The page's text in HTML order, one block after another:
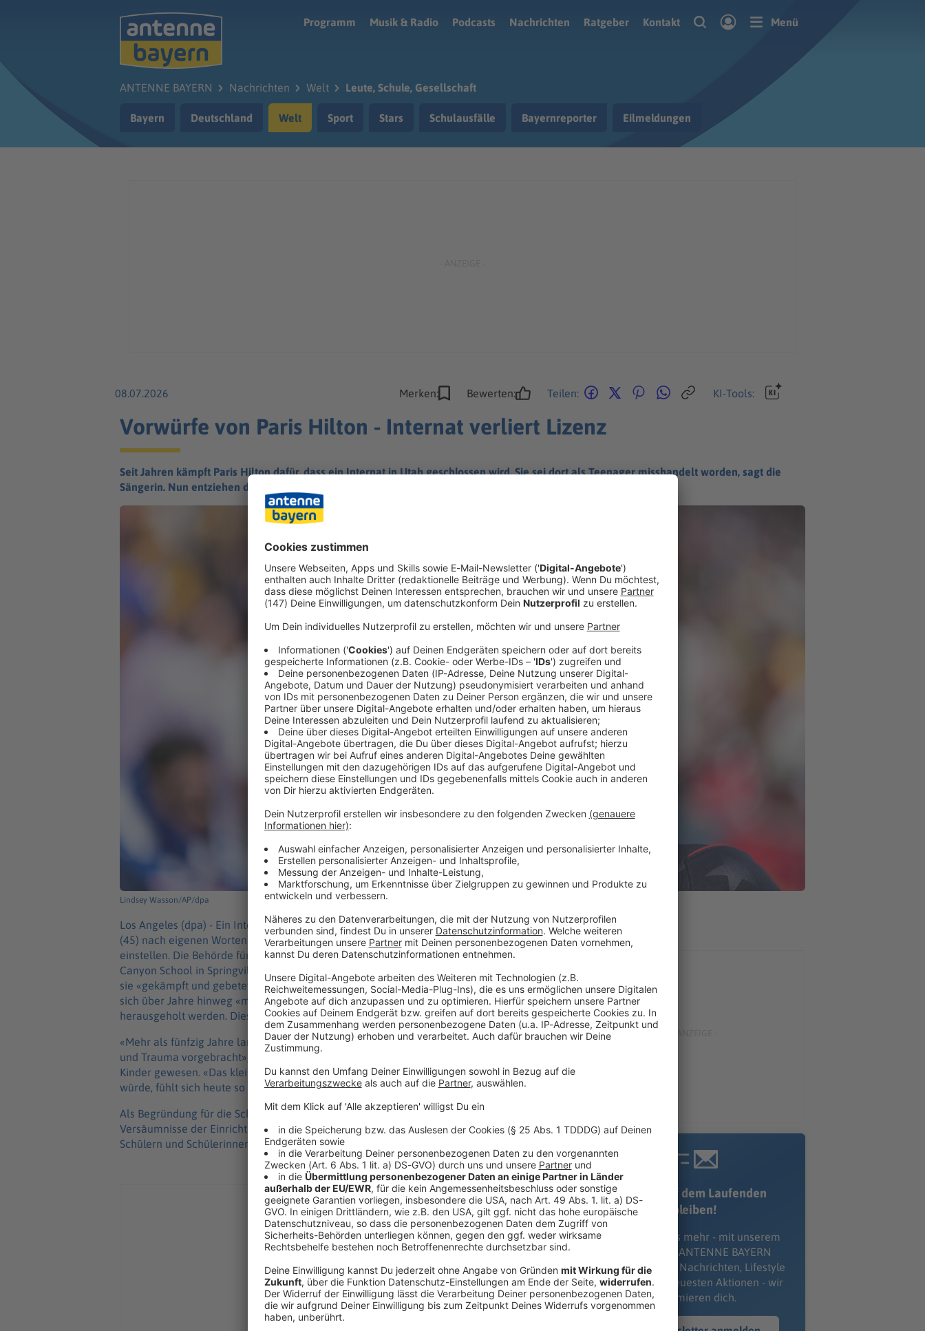
Programm
Musik & Radio Podcasts Nachrichten Ratgeber Kontakt Menü
ANTENNE BAYERN Nachrichten Welt Leute, Schule, Gesellschaft
Bayern Deutschland Welt Sport Stars Schulausfälle Bayernreporter Eilmeldungen
08.07.2026 Merken: Bewerten: Teilen: KI-Tools:
Vorwürfe von Paris Hilton - Internat verliert Lizenz
Seit Jahren kämpft Paris Hilton dafür, dass ein Internat in Utah geschlossen wird. Sie sei dort als Teenager misshandelt worden, sagt die
Sängerin. Nun entziehen die Behörden die Lizenz.
Lindsey Wasson/AP/dpa
Los Angeles (dpa) - Ein Internat im US-Bundesstaat Utah, in dem US-Sängerin Paris Hilton
(45) nach eigenen Worten als Teenager misshandelt wurde, muss den Schulbetrieb
einstellen. Die Behörde für Gesundheit und Soziales hat der privaten Einrichtung Provo
Canyon School in Springville die Lizenz entzogen, wie US-Medien berichteten. Dafür habe
sie «gekämpft und gebetet», schrieb die Sängerin auf Instagram. Sie dankte Betroffenen, die
sich über Jahre hinweg «mutig» zu Wort gemeldet hätten. Endlich würden die Kinder dort
herausgeholt werden. Dies sei «ein starker Schritt zum Schutz zukünftiger Generationen».
«Mehr als fünfzig Jahre lang haben Kinder Geschichten von Missbrauch, Vernachlässigung
und Trauma vorgebracht», sagte Hilton der US-Zeitschrift «People». Sie sei eines dieser
Kinder gewesen. «Das kleine Mädchen in mir, dem gesagt wurde, dass man ihm nie glauben
würde, fühlt sich heute so bestätigt».
Als Begründung für die Schließung der Schule führte die Behörde Verstöße und
Versäumnisse der Einrichtung an, darunter eine mangelnde medizinische Versorgung von
Schülern und Schülerinnen. Laut dem Sender ABC hatten Eltern Klagen eingereicht.
Immer auf dem Laufenden
bleiben!
Verpass' nichts mehr - mit unserem
kostenlosen ANTENNE BAYERN
Newsletter. Ob Nachrichten, Lifestyle
oder unsere neuesten Aktionen - wir
informieren dich.